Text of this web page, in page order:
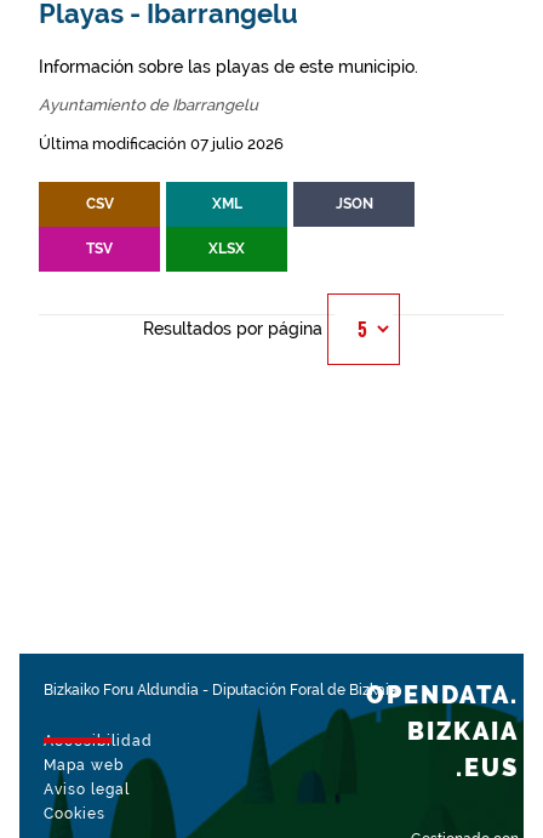
Playas - Ibarrangelu
Información sobre las playas de este municipio.
Ayuntamiento de Ibarrangelu
Última modificación 07 julio 2026
CSV XML JSON
TSV XLSX
Resultados por página
Bizkaiko Foru Aldundia - Diputación Foral de Bizkaia
Accesibilidad
Mapa web
Aviso legal
Cookies
OPENDATA.
BIZKAIA
.EUS